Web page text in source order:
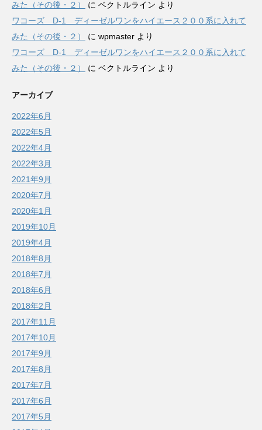
みた（その後・２） に ベクトルライン より
ワコーズ D-1 ディーゼルワンをハイエース２００系に入れて
みた（その後・２）
に wpmaster より
ワコーズ D-1 ディーゼルワンをハイエース２００系に入れて
みた（その後・２）
に ベクトルライン より
アーカイブ
2022年6月
2022年5月
2022年4月
2022年3月
2021年9月
2020年7月
2020年1月
2019年10月
2019年4月
2018年8月
2018年7月
2018年6月
2018年2月
2017年11月
2017年10月
2017年9月
2017年8月
2017年7月
2017年6月
2017年5月